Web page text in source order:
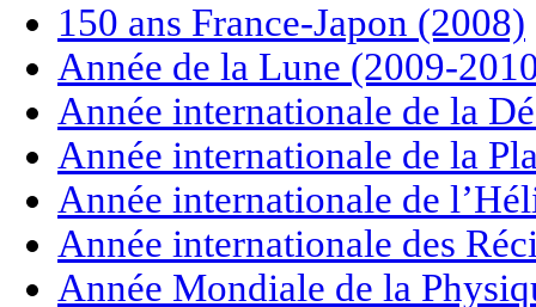
150 ans France-Japon (2008)
Année de la Lune (2009-
Année internationale de la
Année internationale de la
Année internationale de
Année internationale des
Année Mondiale de la